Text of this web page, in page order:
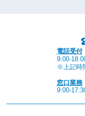
電話受付
9:00-
※上記時
窓口業務
9:00-